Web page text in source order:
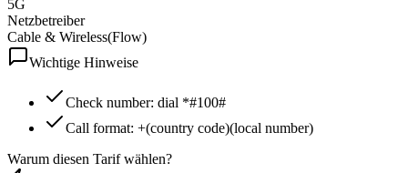
5G
Netzbetreiber
Cable & Wireless(Flow)
Wichtige Hinweise
Check number: dial *#100#
Call format: +(country code)(local number)
Warum diesen Tarif wählen?